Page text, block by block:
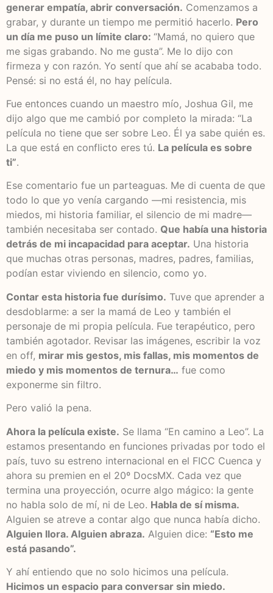
generar empatía, abrir conversación. Comenzamos a
grabar, y durante un tiempo me permitió hacerlo. Pero
un día me puso un límite claro: “Mamá, no quiero que
me sigas grabando. No me gusta”. Me lo dijo con
firmeza y con razón. Yo sentí que ahí se acababa todo.
Pensé: si no está él, no hay película.
Fue entonces cuando un maestro mío, Joshua Gil, me
dijo algo que me cambió por completo la mirada: “La
película no tiene que ser sobre Leo. Él ya sabe quién es.
La que está en conflicto eres tú. La película es sobre
ti”.
Ese comentario fue un parteaguas. Me di cuenta de que
todo lo que yo venía cargando —mi resistencia, mis
miedos, mi historia familiar, el silencio de mi madre—
también necesitaba ser contado. Que había una historia
detrás de mi incapacidad para aceptar. Una historia
que muchas otras personas, madres, padres, familias,
podían estar viviendo en silencio, como yo.
Contar esta historia fue durísimo. Tuve que aprender a
desdoblarme: a ser la mamá de Leo y también el
personaje de mi propia película. Fue terapéutico, pero
también agotador. Revisar las imágenes, escribir la voz
en off, mirar mis gestos, mis fallas, mis momentos de
miedo y mis momentos de ternura… fue como
exponerme sin filtro.
Pero valió la pena.
Ahora la película existe. Se llama “En camino a Leo”. La
estamos presentando en funciones privadas por todo el
país, tuvo su estreno internacional en el FICC Cuenca y
ahora su premien en el 20º DocsMX. Cada vez que
termina una proyección, ocurre algo mágico: la gente
no habla solo de mí, ni de Leo. Habla de sí misma.
Alguien se atreve a contar algo que nunca había dicho.
Alguien llora. Alguien abraza. Alguien dice: “Esto me
está pasando”.
Y ahí entiendo que no solo hicimos una película.
Hicimos un espacio para conversar sin miedo.